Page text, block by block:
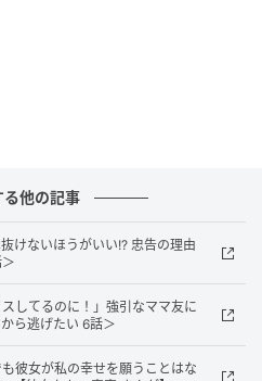
る他の記事
けないほうがいい!? 忠告の理由
してるのに！」強引なママ友に
ら逃げたい 6話＞
彼女が私の幸せを願うことはな